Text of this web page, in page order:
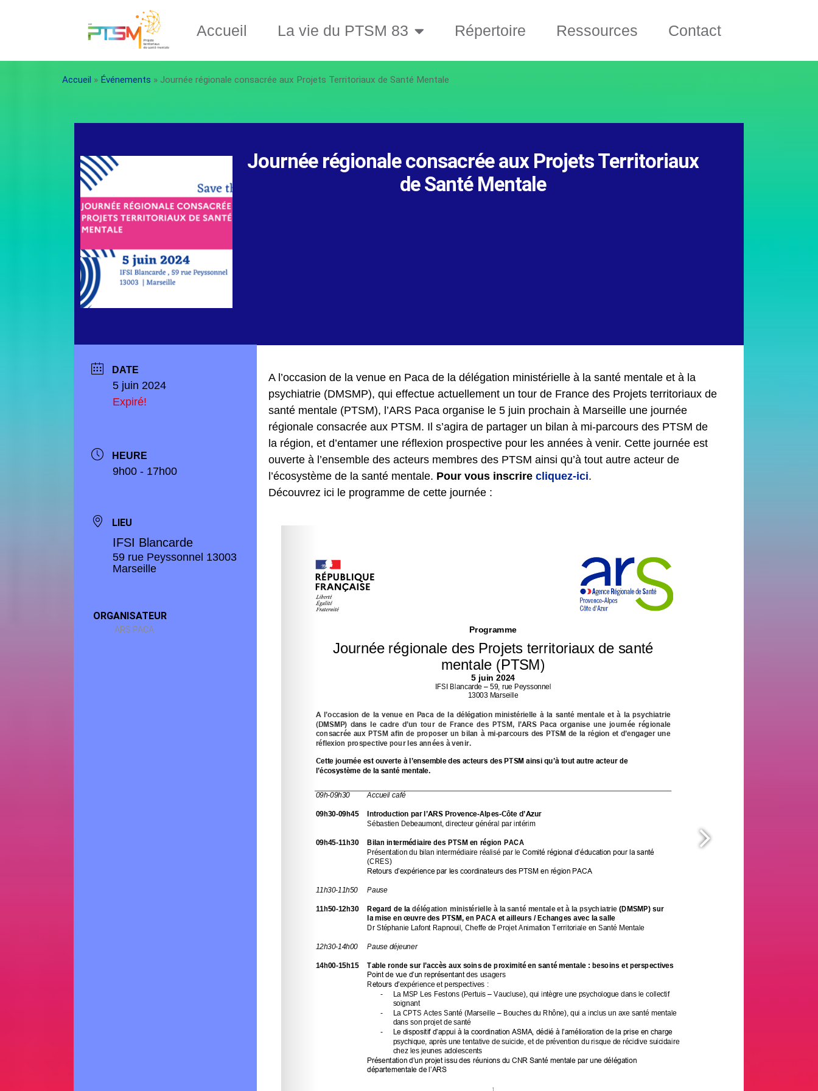
Accueil La vie du PTSM 83 Répertoire Ressources Contact
Accueil » Événements » Journée régionale consacrée aux Projets Territoriaux de Santé Mentale
Journée régionale consacrée aux Projets Territoriaux
de Santé Mentale
DATE
5 juin 2024
Expiré!
HEURE
9h00 - 17h00
LIEU
IFSI Blancarde
59 rue Peyssonnel 13003
Marseille
ORGANISATEUR
ARS PACA
A l’occasion de la venue en Paca de la délégation ministérielle à la santé mentale et à la
psychiatrie (DMSMP), qui effectue actuellement un tour de France des Projets territoriaux de
santé mentale (PTSM), l’ARS Paca organise le 5 juin prochain à Marseille une journée
régionale consacrée aux PTSM. Il s’agira de partager un bilan à mi-parcours des PTSM de
la région, et d’entamer une réflexion prospective pour les années à venir. Cette journée est
ouverte à l’ensemble des acteurs membres des PTSM ainsi qu’à tout autre acteur de
l’écosystème de la santé mentale. Pour vous inscrirecliquez-ici.
Découvrez ici le programme de cette journée :